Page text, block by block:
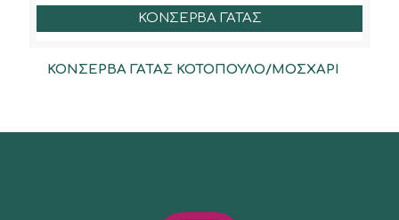
ΚΟΝΣΕΡΒΑ ΓΑΤΑΣ
ΚΟΝΣΕΡΒΑ ΓΑΤΑΣ ΚΟΤΟΠΟΥΛΟ/ΜΟΣΧΑΡΙ